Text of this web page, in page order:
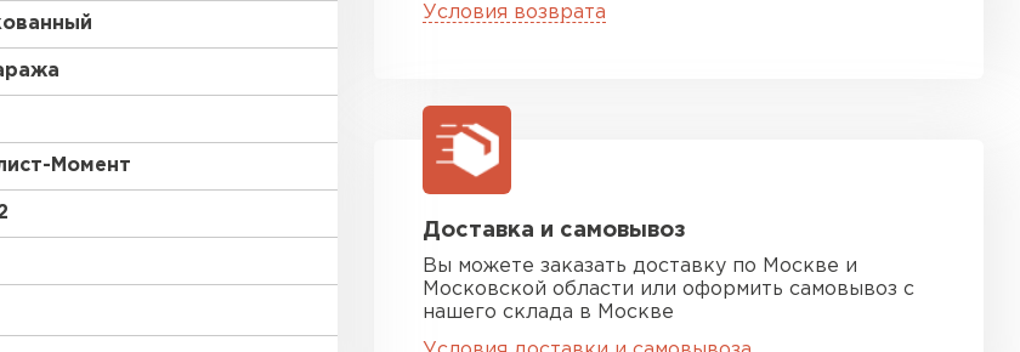
Момент
Условия возврата
Доставка и самовывоз
Вы можете заказать доставку по Москве и
Московской области или оформить самовывоз с
нашего склада в Москве